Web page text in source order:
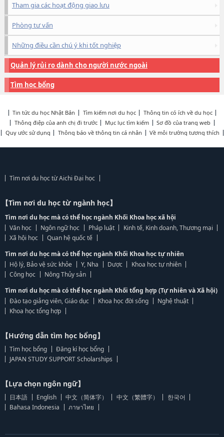
Tham gia các hoạt động giao lưu
Phòng tư vấn
Những điều cần chú ý khi tốt nghiệp
Quản lý rủi ro dành cho người nước ngoài
Tìm học bổng
Tin tức du học Nhật Bản Tìm kiếm nơi du học
Thông tin có ích về du học
Thông điệp của anh chị đi trước
Mục lục tìm kiếm
Sơ đồ của trang web
Quy ước sử dụng
Thông báo về thông tin cá nhân Về môi trường tương thích
Tìm nơi du học từ Aichi Đại học
【Tìm nơi du học từ ngành học】
Tìm nơi du học mà có thể học ngành Khối Khoa học xã hội
Văn học
Ngôn ngữ học Pháp luật
Kinh tế, Kinh doanh, Thương mại
Xã hội học
Quan hệ quốc tế
Tìm nơi du học mà có thể học ngành Khối Khoa học tự nhiên
Hộ lý, Bảo vệ sức khỏe
Y, Nha Dược
Khoa học tự nhiên
Công học
Nông Thủy sản
Tìm nơi du học mà có thể học ngành Khối tổng hợp (Tự nhiên và Xã hội)
Đào tạo giảng viên, Giáo dục
Khoa học đời sống
Nghệ thuật
Khoa học tổng hợp
【Hướng dẫn tìm học bổng】
Tìm học bổng
Đăng kí học bổng
JAPAN STUDY SUPPORT Scholarships
【Lựa chọn ngôn ngữ】
日本語 English 中文（简体字） 中文（繁體字）
한국어
Bahasa Indonesia
ภาษาไทย